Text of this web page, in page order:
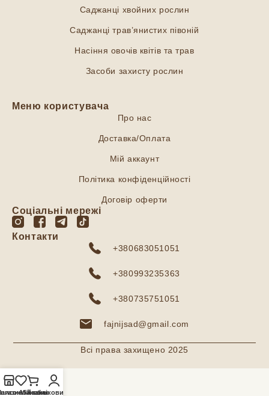
Саджанці хвойних рослин
Саджанці трав’янистих півоній
Насіння овочів квітів та трав
Засоби захисту рослин
Меню користувача
Про нас
Доставка/Оплата
Мій аккаунт
Політика конфіденційності
Договір оферти
Соціальні мережі
Контакти
+380683051051
+380993235363
+380735751051
fajnijsad@gmail.com
Всі права захищено 2025
бажань
Кошик
Мій обліковий запис